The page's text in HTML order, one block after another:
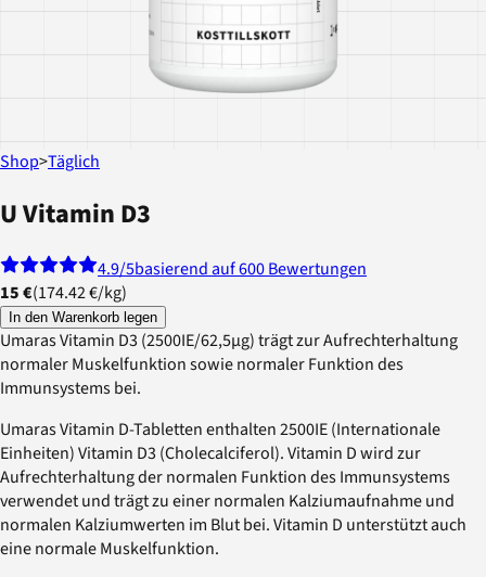
Shop>Täglich
U Vitamin D3
4.9/5basierend auf 600 Bewertungen
15 €(174.42 €/kg)
In den Warenkorb legen
Umaras Vitamin D3 (2500IE/62,5µg) trägt zur Aufrechterhaltung
normaler Muskelfunktion sowie normaler Funktion des
Immunsystems bei.
Umaras Vitamin D-Tabletten enthalten 2500IE (Internationale
Einheiten) Vitamin D3 (Cholecalciferol). Vitamin D wird zur
Aufrechterhaltung der normalen Funktion des Immunsystems
verwendet und trägt zu einer normalen Kalziumaufnahme und
normalen Kalziumwerten im Blut bei. Vitamin D unterstützt auch
eine normale Muskelfunktion.